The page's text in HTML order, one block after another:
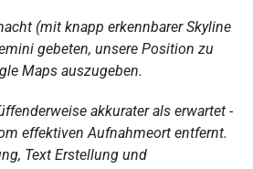
(mit knapp erkennbarer Skyline
gebeten, unsere Position zu
Maps auszugeben.
akkurater als erwartet -
effektiven Aufnahmeort entfernt.
Text Erstellung und